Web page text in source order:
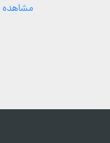
مشاهده